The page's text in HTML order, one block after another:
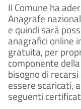
Il Comune ha
Anagrafe
e quindi sarà
anagrafici online
gratuita, per
componente
bisogno di
essere scaricati,
seguenti